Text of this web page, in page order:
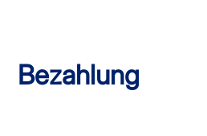
Bezahlung